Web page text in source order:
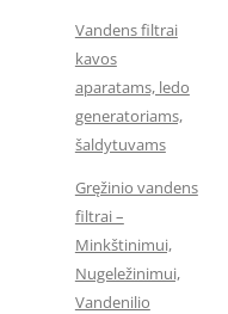
Vandens filtrai
kavos
aparatams, ledo
generatoriams,
šaldytuvams
Gręžinio vandens
filtrai –
Minkštinimui,
Nugeležinimui,
Vandenilio